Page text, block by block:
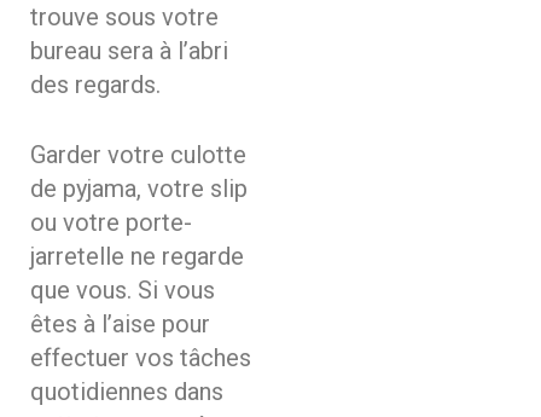
trouve sous votre
bureau sera à l’abri
des regards.
Garder votre culotte
de pyjama, votre slip
ou votre porte-
jarretelle ne regarde
que vous. Si vous
êtes à l’aise pour
effectuer vos tâches
quotidiennes dans